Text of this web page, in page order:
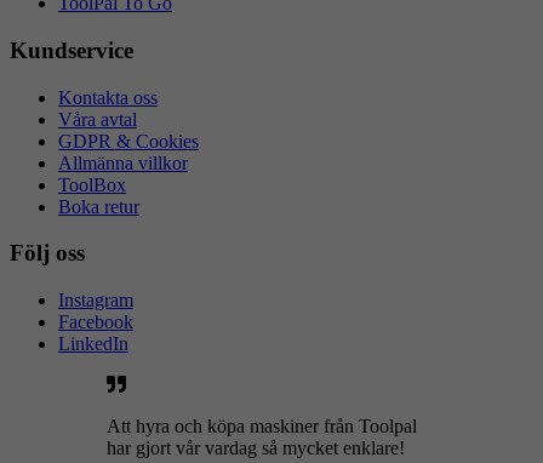
Kundservice
Kontakta oss
Våra avtal
GDPR & Cookies
Allmänna villkor
ToolBox
Boka retur
Följ oss
Instagram
Facebook
LinkedIn
Att hyra och köpa maskiner från Toolpal
har gjort vår vardag så mycket enklare!